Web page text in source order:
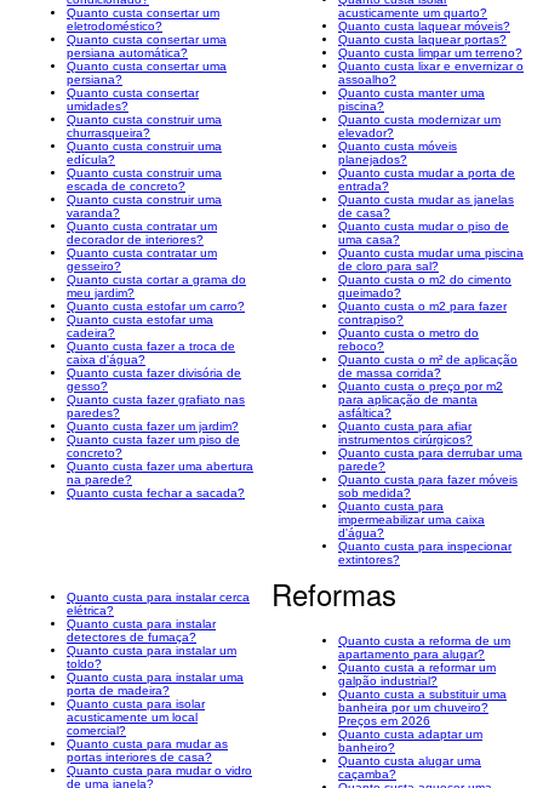
Quanto custa consertar um
eletrodoméstico?
Quanto custa consertar uma
persiana automática?
Quanto custa consertar uma
persiana?
Quanto custa consertar
umidades?
Quanto custa construir uma
churrasqueira?
Quanto custa construir uma
edícula?
Quanto custa construir uma
escada de concreto?
Quanto custa construir uma
varanda?
Quanto custa contratar um
decorador de interiores?
Quanto custa contratar um
gesseiro?
Quanto custa cortar a grama do
meu jardim?
Quanto custa estofar um carro?
Quanto custa estofar uma
cadeira?
Quanto custa fazer a troca de
caixa d'água?
Quanto custa fazer divisória de
gesso?
Quanto custa fazer grafiato nas
paredes?
Quanto custa fazer um jardim?
Quanto custa fazer um piso de
concreto?
Quanto custa fazer uma abertura
na parede?
Quanto custa fechar a sacada?
acusticamente um quarto?
Quanto custa laquear móveis?
Quanto custa laquear portas?
Quanto custa limpar um terreno?
Quanto custa lixar e envernizar o
assoalho?
Quanto custa manter uma
piscina?
Quanto custa modernizar um
elevador?
Quanto custa móveis
planejados?
Quanto custa mudar a porta de
entrada?
Quanto custa mudar as janelas
de casa?
Quanto custa mudar o piso de
uma casa?
Quanto custa mudar uma piscina
de cloro para sal?
Quanto custa o m2 do cimento
queimado?
Quanto custa o m2 para fazer
contrapiso?
Quanto custa o metro do
reboco?
Quanto custa o m² de aplicação
de massa corrida?
Quanto custa o preço por m2
para aplicação de manta
asfáltica?
Quanto custa para afiar
instrumentos cirúrgicos?
Quanto custa para derrubar uma
parede?
Quanto custa para fazer móveis
sob medida?
Quanto custa para
impermeabilizar uma caixa
d'água?
Quanto custa para inspecionar
extintores?
Quanto custa para instalar cerca
elétrica?
Quanto custa para instalar
detectores de fumaça?
Quanto custa para instalar um
toldo?
Quanto custa para instalar uma
porta de madeira?
Quanto custa para isolar
acusticamente um local
comercial?
Quanto custa para mudar as
portas interiores de casa?
Quanto custa para mudar o vidro
de uma janela?
Reformas
Quanto custa a reforma de um
apartamento para alugar?
Quanto custa a reformar um
galpão industrial?
Quanto custa a substituir uma
banheira por um chuveiro?
Preços em 2026
Quanto custa adaptar um
banheiro?
Quanto custa alugar uma
caçamba?